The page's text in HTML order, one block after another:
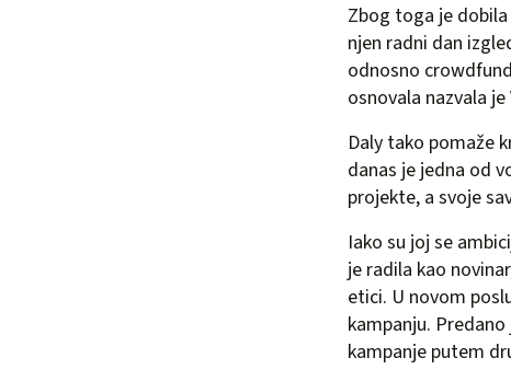
Zbog toga je
njen radni dan
odnosno
osnovala nazvala je
Daly tako pomaže
danas je jedna od
projekte, a svoje
Iako su joj se
je radila kao
etici. U novom
kampanju.
kampanje putem